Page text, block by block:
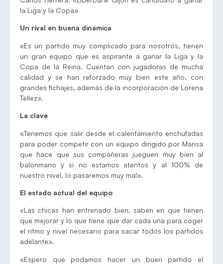
la Liga y la Copa»
Un rival en buena dinámica
«Es un partido muy complicado para nosotros, tienen
un gran equipo que es aspirante a ganar la Liga y la
Copa de la Reina. Cuentan con jugadoras de mucha
calidad y se han reforzado muy bien este año, con
grandes fichajes, además de la incorporación de Lorena
Téllez».
La clave
«Tenemos que salir desde el calentamiento enchufadas
para poder competir con un equipo dirigido por Marisa
que hace que sus compañeras jueguen muy bien al
balonmano y si no estamos atentos y al 100% de
nuestro nivel, lo pasaremos muy mal».
El estado actual del equipo
«Las chicas han entrenado bien, saben en que tienen
que mejorar y lo que tiene que dar cada una para coger
el ritmo y nivel necesario para sacar todos los partidos
adelante».
«Espero que podamos hacer un buen partido el